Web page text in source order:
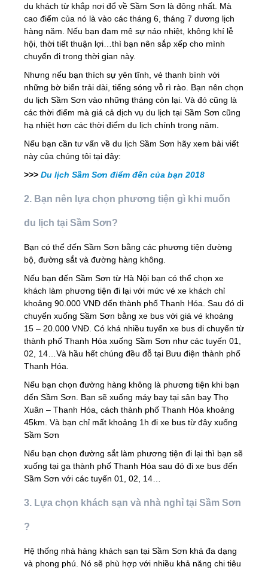
du khách từ khắp nơi đổ về Sầm Sơn là đông nhất. Mà
cao điểm của nó là vào các tháng 6, tháng 7 dương lịch
hàng năm. Nếu bạn đam mê sự náo nhiệt, không khí lễ
hội, thời tiết thuận lợi…thì bạn nên sắp xếp cho mình
chuyến đi trong thời gian này.
Nhưng nếu bạn thích sự yên tĩnh, vẻ thanh bình với
những bờ biển trải dài, tiếng sóng vỗ rì rào. Bạn nên chọn
du lịch Sầm Sơn vào những tháng còn lại. Và đó cũng là
các thời điểm mà giá cả dịch vụ du lịch tại Sầm Sơn cũng
hạ nhiệt hơn các thời điểm du lịch chính trong năm.
Nếu bạn cần tư vấn về du lịch Sầm Sơn hãy xem bài viết
này của chúng tôi tại đây:
>>> Du lịch Sầm Sơn điểm đến của bạn 2018
2. Bạn nên lựa chọn phương tiện gì khi muốn
du lịch tại Sầm Sơn?
Bạn có thể đến Sầm Sơn bằng các phương tiện đường
bộ, đường sắt và đường hàng không.
Nếu bạn đến Sầm Sơn từ Hà Nội bạn có thể chọn xe
khách làm phương tiện đi lại với mức vé xe khách chỉ
khoảng 90.000 VNĐ đến thành phố Thanh Hóa. Sau đó di
chuyển xuống Sầm Sơn bằng xe bus với giá vé khoảng
15 – 20.000 VNĐ. Có khá nhiều tuyến xe bus di chuyển từ
thành phố Thanh Hóa xuống Sầm Sơn như các tuyến 01,
02, 14…Và hầu hết chúng đều đỗ tại Bưu điện thành phố
Thanh Hóa.
Nếu bạn chọn đường hàng không là phương tiện khi bạn
đến Sầm Sơn. Bạn sẽ xuống máy bay tại sân bay Thọ
Xuân – Thanh Hóa, cách thành phố Thanh Hóa khoảng
45km. Và bạn chỉ mất khoảng 1h đi xe bus từ đây xuống
Sầm Sơn
Nếu bạn chọn đường sắt làm phương tiện đi lại thì bạn sẽ
xuống tại ga thành phố Thanh Hóa sau đó đi xe bus đến
Sầm Sơn với các tuyến 01, 02, 14…
3. Lựa chọn khách sạn và nhà nghỉ tại Sầm Sơn
?
Hệ thống nhà hàng khách sạn tại Sầm Sơn khá đa dạng
và phong phú. Nó sẽ phù hợp với nhiều khả năng chi tiêu